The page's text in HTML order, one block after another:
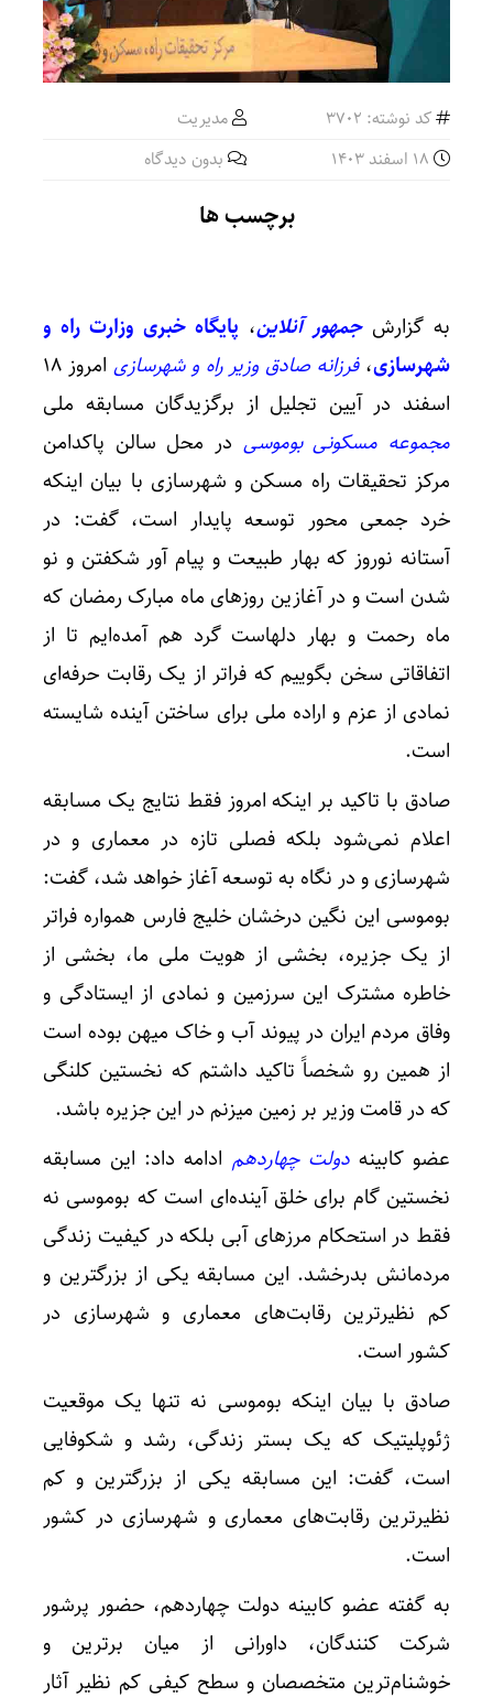
کد نوشته: 3702
مدیریت
بدون دیدگاه
برچسب ها
به گزارشجمهور آنلاین، پایگاه خبری وزارت راه و
شهرسازی،فرزانه صادق وزیر راه و شهرسازی
امروز ۱۸
اسفند در آیین تجلیل از برگزیدگان مسابقه ملی
مجموعه مسکونی بوموسی در محل سالن پاکدامن
مرکز تحقیقات راه مسکن و شهرسازی با بیان اینکه
خرد جمعی محور توسعه پایدار است، گفت: در
آستانه نوروز که بهار طبیعت و پیام آور شکفتن و نو
شدن است و در آغازین روزهای ماه مبارک رمضان که
ماه رحمت و بهار دلهاست گرد هم آمده‌ایم تا از
اتفاقاتی سخن بگوییم که فراتر از یک رقابت حرفه‌ای
نمادی از عزم و اراده ملی برای ساختن آینده شایسته
است.
صادق با تاکید بر اینکه امروز فقط نتایج یک مسابقه
اعلام نمی‌شود بلکه فصلی تازه در معماری و در
شهرسازی و در نگاه به توسعه آغاز خواهد شد، گفت:
بوموسی این نگین درخشان خلیج فارس همواره فراتر
از یک جزیره، بخشی از هویت ملی ما، بخشی از
خاطره مشترک این سرزمین و نمادی از ایستادگی و
وفاق مردم ایران در پیوند آب و خاک میهن بوده است
از همین رو شخصاً تاکید داشتم که نخستین کلنگی
که در قامت وزیر بر زمین میزنم در این جزیره باشد.
عضو کابینهدولت چهاردهم ادامه داد: این مسابقه
نخستین گام برای خلق آینده‌ای است که بوموسی نه
فقط در استحکام مرزهای آبی بلکه در کیفیت زندگی
مردمانش بدرخشد. این مسابقه یکی از بزرگترین و
کم نظیرترین رقابت‌های معماری و شهرسازی در
کشور است.
صادق با بیان اینکه بوموسی نه تنها یک موقعیت
ژئوپلیتیک که یک بستر زندگی، رشد و شکوفایی
است، گفت: این مسابقه یکی از بزرگترین و کم
نظیرترین رقابت‌های معماری و شهرسازی در کشور
است.
به گفته عضو کابینه دولت چهاردهم، حضور پرشور
شرکت کنندگان، داورانی از میان برترین و
خوشنام‌ترین متخصصان و سطح کیفی کم نظیر آثار